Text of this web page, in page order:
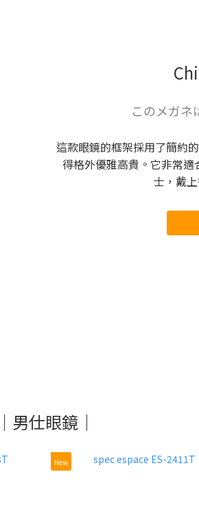
このメガネ
這款眼鏡的框架採用了簡約
得格外優雅高貴。它非常
士，戴
｜男仕眼鏡｜
New